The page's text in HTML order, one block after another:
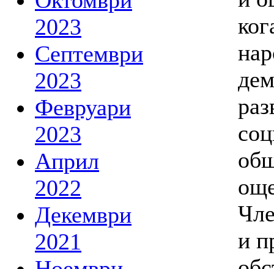
2023
Септември
2023
Февруари
2023
Април
2022
Декември
2021
и